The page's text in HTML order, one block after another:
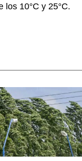
los 10°C y 25°C.